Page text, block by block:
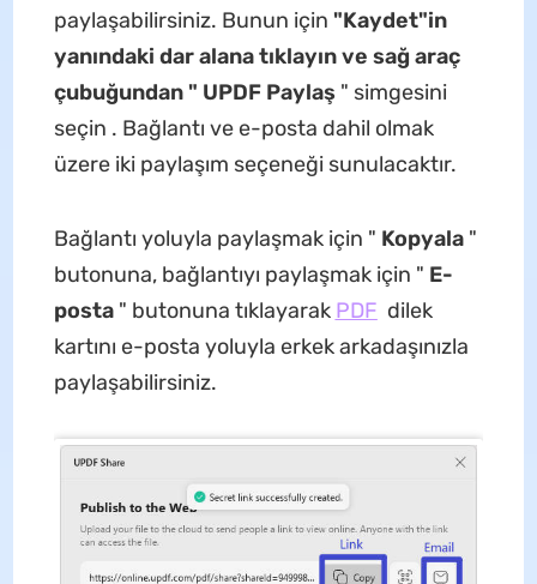
paylaşabilirsiniz. Bunun için "Kaydet"in
yanındaki dar alana tıklayın ve sağ araç
çubuğundan " UPDF Paylaş" simgesini
seçin . Bağlantı ve e-posta dahil olmak
üzere iki paylaşım seçeneği sunulacaktır.
Bağlantı yoluyla paylaşmak için " Kopyala"
butonuna, bağlantıyı paylaşmak için " E-
posta" butonuna tıklayarak PDF dilek
kartını e-posta yoluyla erkek arkadaşınızla
paylaşabilirsiniz.